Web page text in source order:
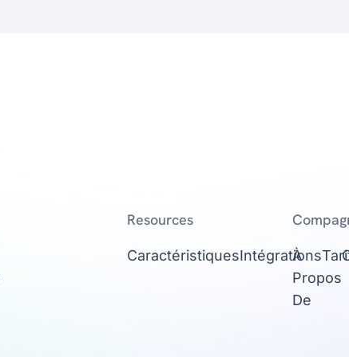
Resources
CaractéristiquesIntégrations
À
Propos
De